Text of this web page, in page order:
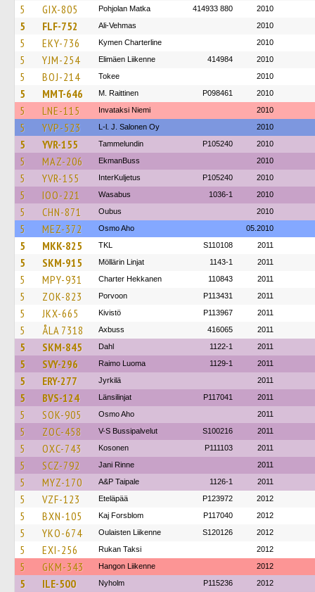
5 GIX-805 Pohjolan Matka 414933 880 2010
5 FLF-752 Ali-Vehmas 2010
5 EKY-736 Kymen Charterline 2010
5 YJM-254 Elimäen Liikenne 414984 2010
5 BOJ-214 Tokee 2010
5 MMT-646 M. Raittinen P098461 2010
5 LNE-115 Invataksi Niemi 2010
5 YVP-523 L-l. J. Salonen Oy 2010
5 YVR-155 Tammelundin P105240 2010
5 MAZ-206 EkmanBuss 2010
5 YVR-155 InterKuljetus P105240 2010
5 IOO-221 Wasabus 1036-1 2010
5 CHN-871 Oubus 2010
5 MEZ-372 Osmo Aho 05.2010
5 MKK-825 TKL S110108 2011
5 SKM-915 Möllärin Linjat 1143-1 2011
5 MPY-931 Charter Hekkanen 110843 2011
5 ZOK-823 Porvoon P113431 2011
5 JKX-665 Kivistö P113967 2011
5 ÅLA 7318 Axbuss 416065 2011
5 SKM-845 Dahl 1122-1 2011
5 SVY-296 Raimo Luoma 1129-1 2011
5 ERY-277 Jyrkilä 2011
5 BVS-124 Länsilinjat P117041 2011
5 SOK-905 Osmo Aho 2011
5 ZOC-458 V-S Bussipalvelut S100216 2011
5 OXC-743 Kosonen P111103 2011
5 SCZ-792 Jani Rinne 2011
5 MYZ-170 A&P Taipale 1126-1 2011
5 VZF-123 Eteläpää P123972 2012
5 BXN-105 Kaj Forsblom P117040 2012
5 YKO-674 Oulaisten Liikenne S120126 2012
5 EXI-256 Rukan Taksi 2012
5 GKM-343 Hangon Liikenne 2012
5 ILE-500 Nyholm P115236 2012